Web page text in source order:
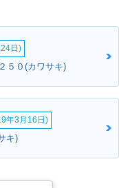
日)
５０(カワサキ)
年3月16日)
キ)